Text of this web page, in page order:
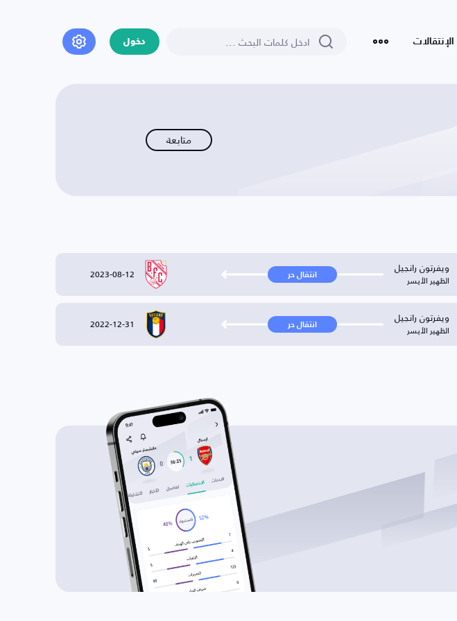
الإنتقالات دخول
متابعة
ويفرتون رانجيل
الظهير الأيسر انتقال حر 2023-08-12
ويفرتون رانجيل
الظهير الأيسر انتقال حر 2022-12-31